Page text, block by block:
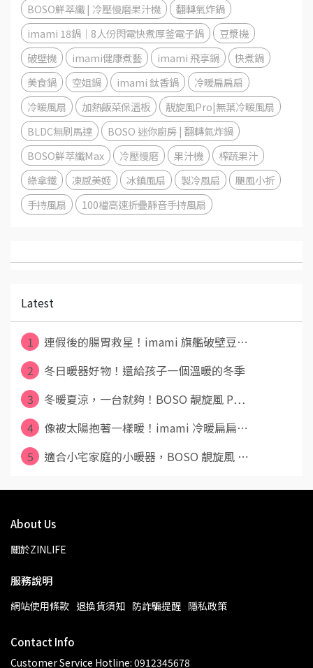
BOSO鮮萃纖 | 冷壓慢磨果汁機
翻轉氣炸鍋
imami 18鍋│8人份閃電快煮厚釜電子鍋
豆漿機
破壁機
imami健康煮藝 imami 飛享鍋
快煮鍋
美食鍋
空姐鍋 imami 鈦香鍋
冷暖扁扁扇
冷暖風扇
加熱飯菜保溫板
靚旋風Pro|無葉冷暖風扇
BLDC無刷馬達
BOSO 迷你廚房 | 翻轉氣炸鍋
BOSO鮮萃纖Max
冷壓慢磨 果汁機
榨蔬果汁
綠拿鐵
凍感美姬 冰鎮風扇 製冷風扇
颶風小折
手持風扇
100檔高速折疊靜音手持風扇
Latest
1
連假後的腸胃救星！imami 旗艦破壁豆⋯
2
冬日暖器好物！還給孩子一個溫暖的冬季
3
冬暖夏涼，一台就夠！BOSO 靚旋風 P⋯
4
像被太陽抱著一樣暖！imami 冷暖扁扁⋯
5
適合小宅家庭的小暖器，BOSO 靚旋風 ⋯
About Us
關於ZINLIFE
服務說明
網站使用條款 退換貨須知 防詐騙提醒 隱私政策
Contact Info
Customer Service Hotline: 0912345678